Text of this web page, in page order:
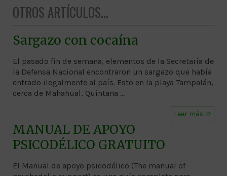
OTROS ARTÍCULOS...
Sargazo con cocaína
El pasado fin de semana, elementos de la Secretaría de
la Defensa Nacional encontraron un sargazo que había
entrado ilegalmente al país. Esto en la playa Tampalán,
cerca de Mahahual, Quintana …
Leer más ➱
MANUAL DE APOYO
PSICODÉLICO GRATUITO
El Manual de apoyo psicodélico (The manual of